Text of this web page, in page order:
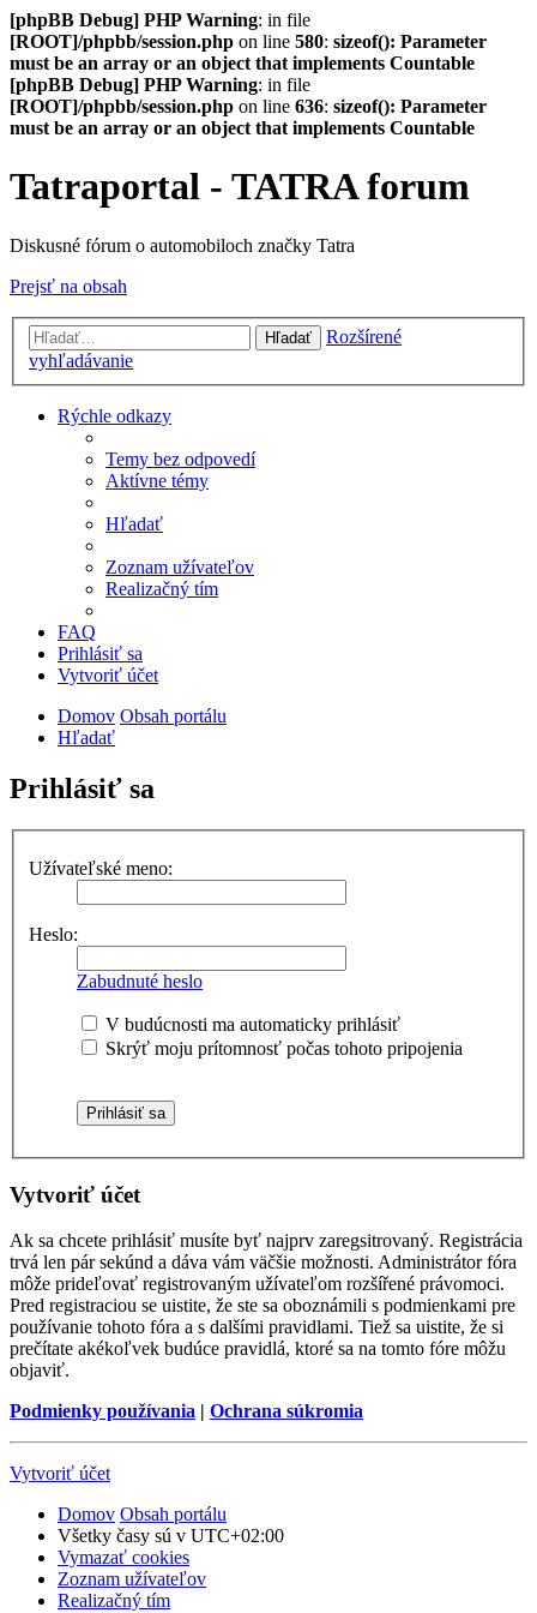
[phpBB Debug] PHP Warning: in file
[ROOT]/phpbb/session.php on line 580: sizeof(): Parameter
must be an array or an object that implements Countable
[phpBB Debug] PHP Warning: in file
[ROOT]/phpbb/session.php on line 636: sizeof(): Parameter
must be an array or an object that implements Countable
Tatraportal - TATRA forum
Diskusné fórum o automobiloch značky Tatra
Prejsť na obsah
Hľadať
Rozšírené
vyhľadávanie
Rýchle odkazy
Temy bez odpovedí
Aktívne témy
Hľadať
Zoznam užívateľov
Realizačný tím
FAQ
Prihlásiť sa
Vytvoriť účet
Domov Obsah portálu
Hľadať
Prihlásiť sa
Užívateľské meno:
Heslo:
Zabudnuté heslo
V budúcnosti ma automaticky prihlásiť
Skrýť moju prítomnosť počas tohoto pripojenia
Vytvoriť účet
Ak sa chcete prihlásiť musíte byť najprv zaregsitrovaný. Registrácia
trvá len pár sekúnd a dáva vám väčšie možnosti. Administrátor fóra
môže prideľovať registrovaným užívateľom rozšířené právomoci.
Pred registraciou se uistite, že ste sa oboznámili s podmienkami pre
používanie tohoto fóra a s dalšími pravidlami. Tiež sa uistite, že si
prečítate akékoľvek budúce pravidlá, ktoré sa na tomto fóre môžu
objaviť.
Podmienky používania | Ochrana súkromia
Vytvoriť účet
Domov Obsah portálu
Všetky časy sú v UTC+02:00
Vymazať cookies
Zoznam užívateľov
Realizačný tím